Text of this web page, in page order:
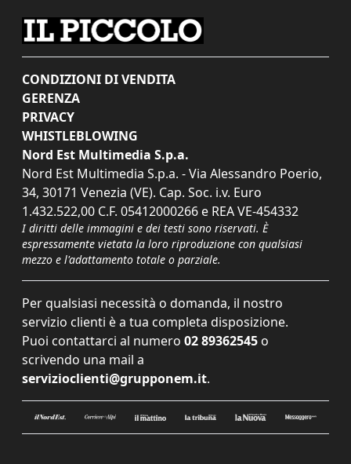
CONDIZIONI DI VENDITA
GERENZA
PRIVACY
WHISTLEBLOWING
Nord Est Multimedia S.p.a.
Nord Est Multimedia S.p.a. - Via Alessandro Poerio,
34, 30171 Venezia (VE). Cap. Soc. i.v. Euro
1.432.522,00 C.F. 05412000266 e REA VE-454332
I diritti delle immagini e dei testi sono riservati. È
espressamente vietata la loro riproduzione con qualsiasi
mezzo e l'adattamento totale o parziale.
Per qualsiasi necessità o domanda, il nostro
servizio clienti è a tua completa disposizione.
Puoi contattarci al numero 02 89362545 o
scrivendo una mail a
servizioclienti@grupponem.it.